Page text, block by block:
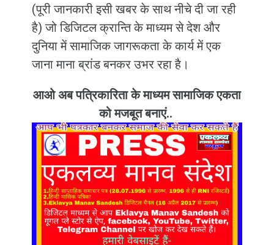
(पूरी जानकारी इसी खबर के साथ नीचे दी जा रही
है) जो डिजिटल क्रान्ति के माध्यम से देश और
दुनिया में सामाजिक जागरूकता के कार्य में एक
जाना माना ब्रांड बनकर उभर रहा है।
आओ अब पत्रिकारिता के माध्यम सामाजिक एकता
को मजबूत बनाएं..